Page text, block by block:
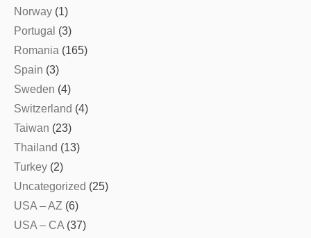
Norway (1)
Portugal (3)
Romania (165)
Spain (3)
Sweden (4)
Switzerland (4)
Taiwan (23)
Thailand (13)
Turkey (2)
Uncategorized (25)
USA – AZ (6)
USA – CA (37)